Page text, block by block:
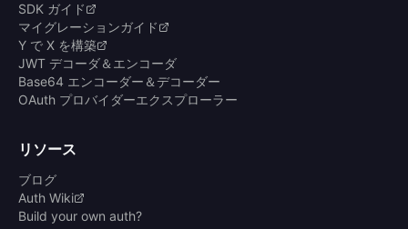
SDK ガイド
マイグレーションガイド
Y で X を構築
JWT デコーダ＆エンコーダ
Base64 エンコーダー＆デコーダー
OAuth プロバイダーエクスプローラー
リソース
ブログ
Auth Wiki
Build your own auth?